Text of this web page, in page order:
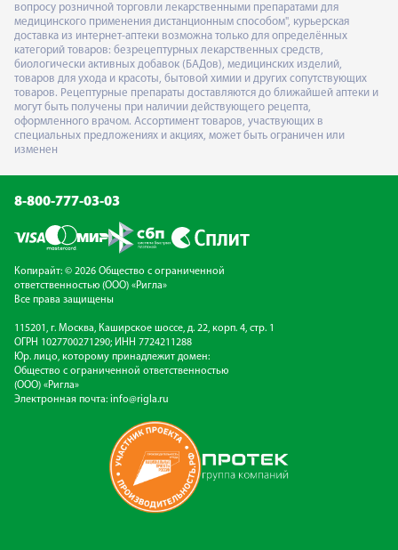
вопросу розничной торговли лекарственными препаратами для
медицинского применения дистанционным способом", курьерская
доставка из интернет-аптеки возможна только для определённых
категорий товаров: безрецептурных лекарственных средств,
биологически активных добавок (БАДов), медицинских изделий,
товаров для ухода и красоты, бытовой химии и других сопутствующих
товаров. Рецептурные препараты доставляются до ближайшей аптеки и
могут быть получены при наличии действующего рецепта,
оформленного врачом. Ассортимент товаров, участвующих в
специальных предложениях и акциях, может быть ограничен или
изменен
8-800-777-03-03
Копирайт: © 2026 Общество с ограниченной
ответственностью (ООО) «Ригла»
Все права защищены
115201, г. Москва, Каширское шоссе, д. 22, корп. 4, стр. 1
ОГРН 1027700271290; ИНН 7724211288
Юр. лицо, которому принадлежит домен:
Общество с ограниченной ответственностью
(ООО) «Ригла»
Электронная почта: info@rigla.ru